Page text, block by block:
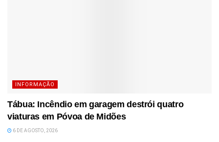
INFORMAÇÃO
Tábua: Incêndio em garagem destrói quatro
viaturas em Póvoa de Midões
6 DE AGOSTO, 2026